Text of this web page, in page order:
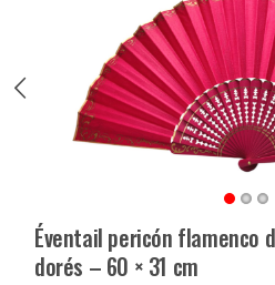
Éventail pericón flamenco
dorés – 60 × 31 cm